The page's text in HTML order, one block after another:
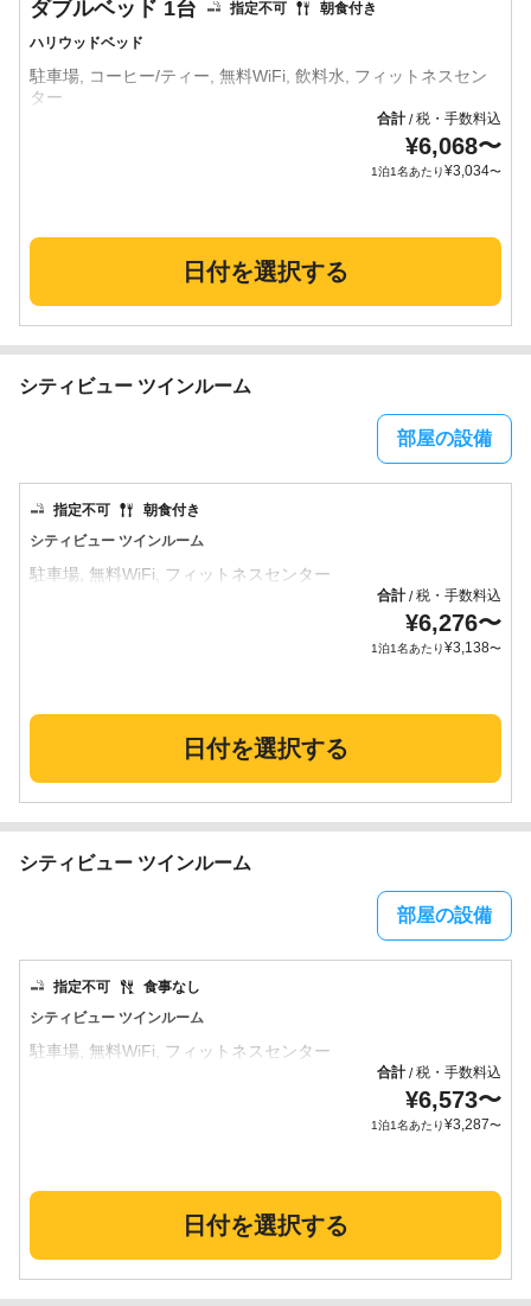
ハリウッドベッド
指定不可 朝食付き
ダブルベッド 1台
駐車場, コーヒー/ティー, 無料WiFi, 飲料水, フィットネスセン
合計/税・手数料込
¥6,068〜
1泊1名あたり¥3,034〜
日付を選択する
シティビュー ツインルーム
部屋の設備
シティビュー ツインルーム
指定不可 朝食付き
合計/税・手数料込
¥6,276〜
1泊1名あたり¥3,138〜
日付を選択する
シティビュー ツインルーム
部屋の設備
シティビュー ツインルーム
指定不可 食事なし
合計/税・手数料込
¥6,573〜
1泊1名あたり¥3,287〜
日付を選択する